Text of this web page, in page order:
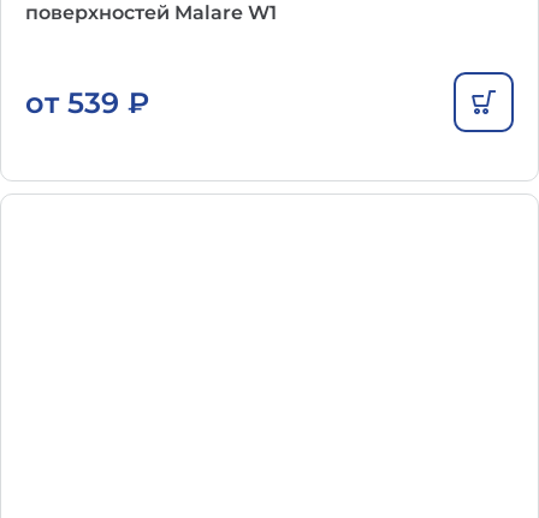
поверхностей Malare W1
от 539 ₽